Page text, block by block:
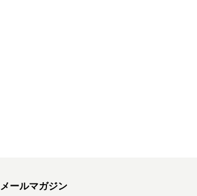
メールマガジン